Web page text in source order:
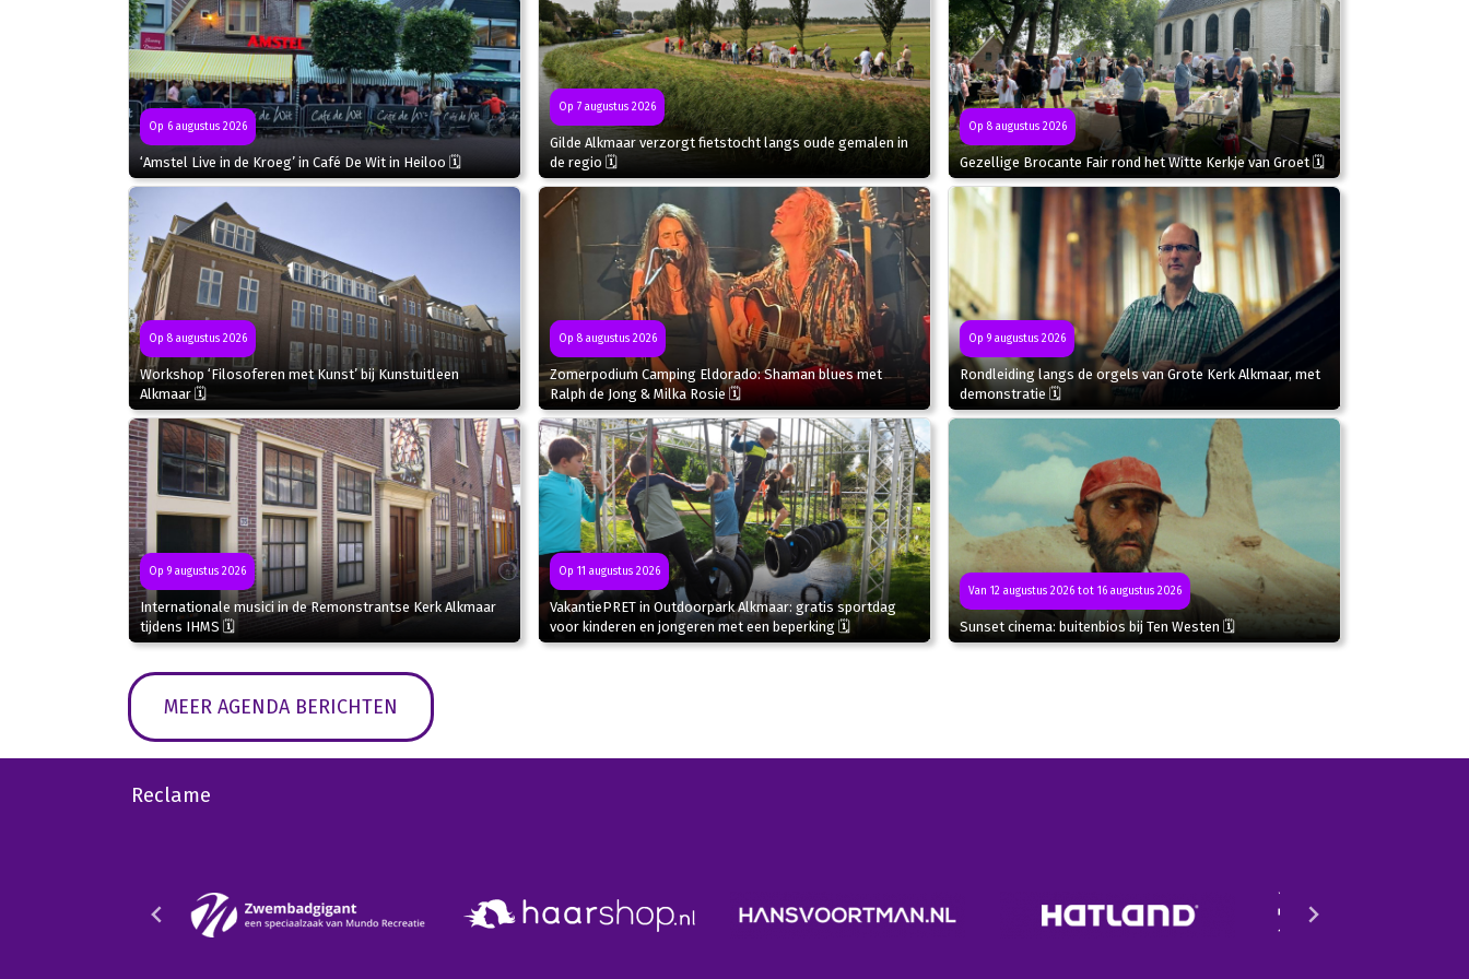
Op 6 augustus 2026
‘Amstel Live in de Kroeg’ in Café De Wit in Heiloo 🗓
Op 7 augustus 2026
Gilde Alkmaar verzorgt fietstocht langs oude gemalen in
de regio 🗓
Op 8 augustus 2026
Gezellige Brocante Fair rond het Witte Kerkje van Groet 🗓
Op 8 augustus 2026
Workshop ‘Filosoferen met Kunst’ bij Kunstuitleen
Alkmaar 🗓
Op 8 augustus 2026
Zomerpodium Camping Eldorado: Shaman blues met
Ralph de Jong & Milka Rosie 🗓
Op 9 augustus 2026
Rondleiding langs de orgels van Grote Kerk Alkmaar, met
demonstratie 🗓
Op 9 augustus 2026
Internationale musici in de Remonstrantse Kerk Alkmaar
tijdens IHMS 🗓
Op 11 augustus 2026
VakantiePRET in Outdoorpark Alkmaar: gratis sportdag
voor kinderen en jongeren met een beperking 🗓
Van 12 augustus 2026 tot 16 augustus 2026
Sunset cinema: buitenbios bij Ten Westen 🗓
MEER AGENDA BERICHTEN
Reclame